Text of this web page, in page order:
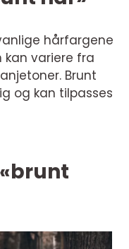
hårfargene
kan variere fra
Brunt
og kan tilpasses